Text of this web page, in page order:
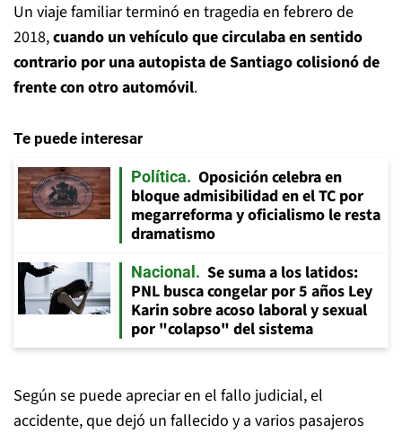
Un viaje familiar terminó en tragedia en febrero de
2018,cuando un vehículo que circulaba en sentido
contrario por una autopista de Santiago colisionó de
frente con otro automóvil.
Te puede interesar
Política
Oposición celebra en
bloque admisibilidad en el TC por
megarreforma y oficialismo le resta
dramatismo
Nacional
Se suma a los latidos:
PNL busca congelar por 5 años Ley
Karin sobre acoso laboral y sexual
por "colapso" del sistema
Según se puede apreciar en el fallo judicial, el
accidente, que dejó un fallecido y a varios pasajeros